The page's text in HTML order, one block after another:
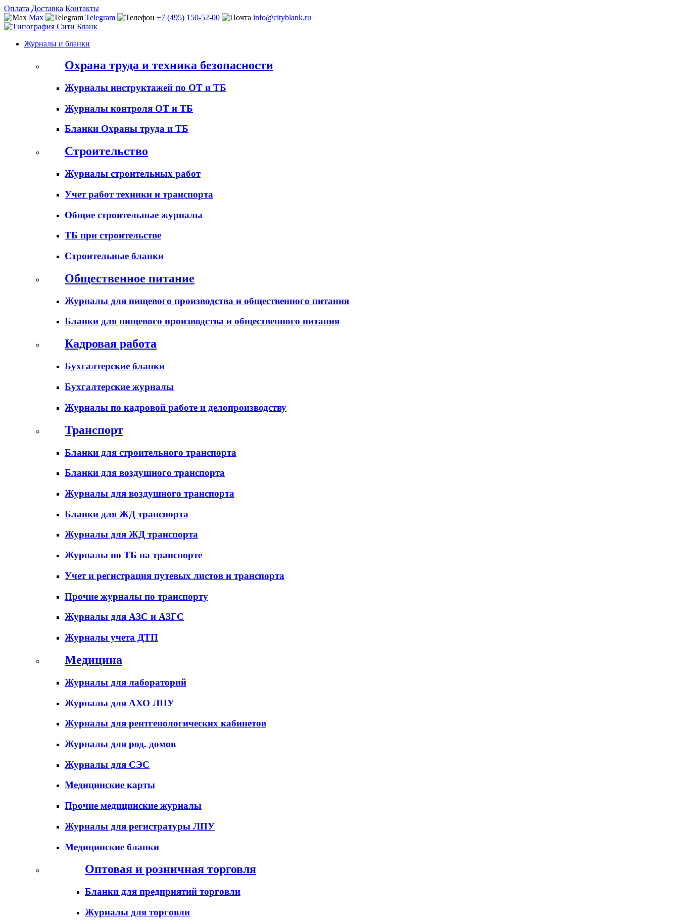
Оплата Доставка Контакты
Max
Telegram +7 (495) 150-52-00 info@cityblank.ru
Журналы и бланки
Охрана труда и техника безопасности
Журналы инструктажей по ОТ и ТБ
Журналы контроля ОТ и ТБ
Бланки Охраны труда и ТБ
Строительство
Журналы строительных работ
Учет работ техники и транспорта
Общие строительные журналы
ТБ при строительстве
Строительные бланки
Общественное питание
Журналы для пищевого производства и общественного питания
Бланки для пищевого производства и общественного питания
Кадровая работа
Бухгалтерские бланки
Бухгалтерские журналы
Журналы по кадровой работе и делопроизводству
Транспорт
Бланки для строительного транспорта
Бланки для воздушного транспорта
Журналы для воздушного транспорта
Бланки для ЖД транспорта
Журналы для ЖД транспорта
Журналы по ТБ на транспорте
Учет и регистрация путевых листов и транспорта
Прочие журналы по транспорту
Журналы для АЗС и АЗГС
Журналы учета ДТП
Медицина
Журналы для лабораторий
Журналы для АХО ЛПУ
Журналы для рентгенологических кабинетов
Журналы для род. домов
Журналы для СЭС
Медицинские карты
Прочие медицинские журналы
Журналы для регистратуры ЛПУ
Медицинские бланки
Оптовая и розничная торговля
Бланки для предприятий торговли
Журналы для торговли